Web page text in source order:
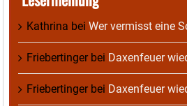
Kathrina bei Wer vermisst eine
Friebertingerbei Daxenfeuer
Friebertingerbei Daxenfeuer